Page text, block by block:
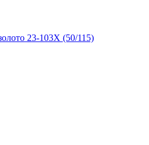
23-103X (50/115)